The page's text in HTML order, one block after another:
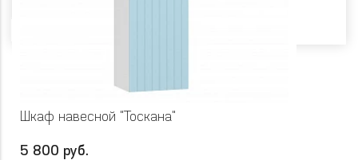
Шкаф навесной "Тоскана"
5 800 руб.